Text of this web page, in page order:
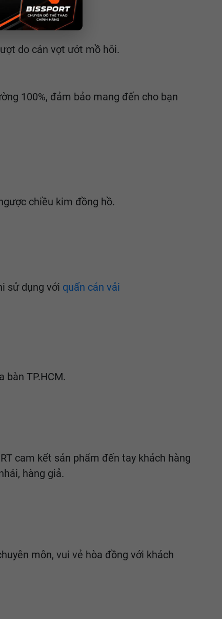
do cán vợt ướt mồ hôi.
100%, đảm bảo mang đến cho bạn
chiều kim đồng hồ.
sử dụng với quấn cán vải
bàn TP.HCM.
cam kết sản phẩm đến tay khách hàng
hàng giả.
môn, vui vẻ hòa đồng với khách